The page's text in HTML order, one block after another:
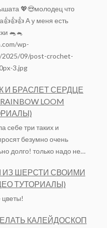
💖😍молодец что
А у меня есть
🐀🐁
wp-
09/post-crochet-
3.jpg
И БРАСЛЕТ СЕРДЦЕ
LOOM
себе три таких и
безумно очень
долго! только надо не…
ИЗ ШЕРСТИ СВОИМИ
ТУТОРИАЛЫ)
КАЛЕЙДОСКОП